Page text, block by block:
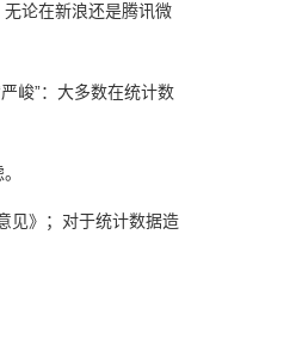
论在新浪还是腾讯微
峻”：大多数在统计数
见》；对于统计数据造